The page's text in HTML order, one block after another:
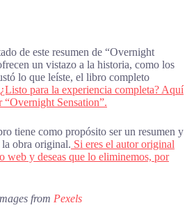
de este resumen de “Overnight
un vistazo a la historia, como los
lo que leíste, el libro completo
¿Listo para la experiencia completa? Aquí
“Overnight Sensation”.
tiene como propósito ser un resumen y
obra original. Si eres el autor original
web y deseas que lo eliminemos, por
from Pexels